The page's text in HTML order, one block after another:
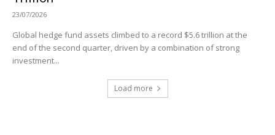
23/07/2026
Global hedge fund assets climbed to a record $5.6 trillion at the
end of the second quarter, driven by a combination of strong
investment...
Load more